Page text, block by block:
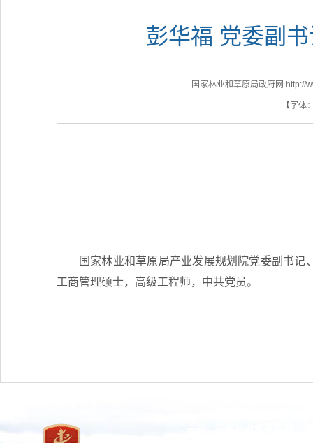
彭华福 党委副
国家林业和草原局政府网 http://
【字体
国家林业和草原局产业发展规划院党委副书
工商管理硕士，高级工程师，中共党员。